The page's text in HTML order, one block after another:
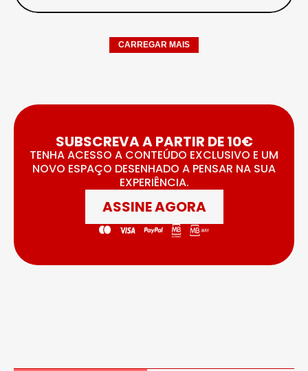
CARREGAR MAIS
SUBSCREVA A PARTIR DE 10€
TENHA ACESSO A CONTEÚDO EXCLUSIVO E UM
NOVO ESPAÇO DESENHADO A PENSAR NA SUA
EXPERIÊNCIA.
ASSINE AGORA